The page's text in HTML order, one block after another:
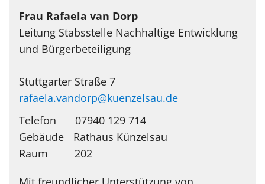
Frau Rafaela van Dorp
Leitung Stabsstelle Nachhaltige Entwicklung
und Bürgerbeteiligung
Stuttgarter Straße 7
rafaela.vandorp@kuenzelsau.de
Telefon
07940 129 714
Rathaus Künzelsau
202